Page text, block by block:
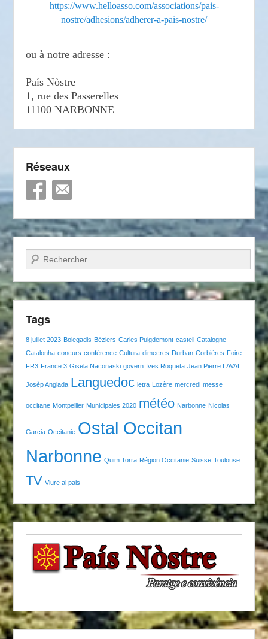
https://www.helloasso.com/associations/pais-
nostre/adhesions/adherer-a-pais-nostre/
ou à notre adresse :
País Nòstre
1, rue des Passerelles
11100 NARBONNE
Réseaux
Recherche
Tags
8 juillet 2023 Bolegadis Béziers Carles Puigdemont castell
Catalogne
Catalonha concurs conférence Cultura dimecres Durban-Corbières Foire
FR3 France 3 Gisela Naconaski govern Ives Roqueta Jean Pierre LAVAL
Josèp Anglada Languedoc letra Lozère mercredi messe
occitane Montpellier Municipales 2020 météo Narbonne Nicolas
Garcia Occitanie Ostal Occitan
Narbonne Quim Torra Région Occitanie Suisse Toulouse
TV Viure al pais